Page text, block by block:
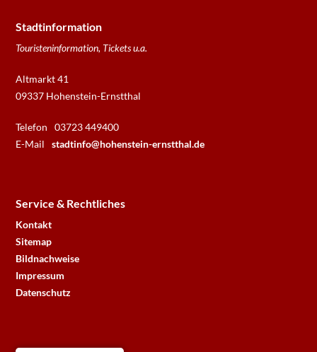
Stadtinformation
Touristeninformation, Tickets u.a.
Altmarkt 41
09337 Hohenstein-Ernstthal
Telefon
03723 449400
E-Mail
stadtinfo@hohenstein-ernstthal.de
Service & Rechtliches
Kontakt
Sitemap
Bildnachweise
Impressum
Datenschutz